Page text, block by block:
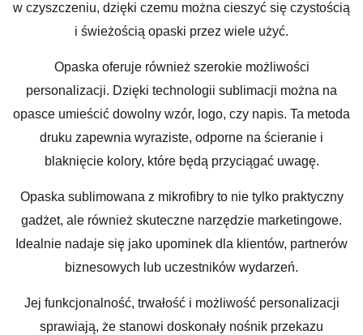
w czyszczeniu, dzięki czemu można cieszyć się czystością
i świeżością opaski przez wiele użyć.
Opaska oferuje również szerokie możliwości
personalizacji. Dzięki technologii sublimacji można na
opasce umieścić dowolny wzór, logo, czy napis. Ta metoda
druku zapewnia wyraziste, odporne na ścieranie i
blaknięcie kolory, które będą przyciągać uwagę.
Opaska sublimowana z mikrofibry to nie tylko praktyczny
gadżet, ale również skuteczne narzędzie marketingowe.
Idealnie nadaje się jako upominek dla klientów, partnerów
biznesowych lub uczestników wydarzeń.
Jej funkcjonalność, trwałość i możliwość personalizacji
sprawiają, że stanowi doskonały nośnik przekazu